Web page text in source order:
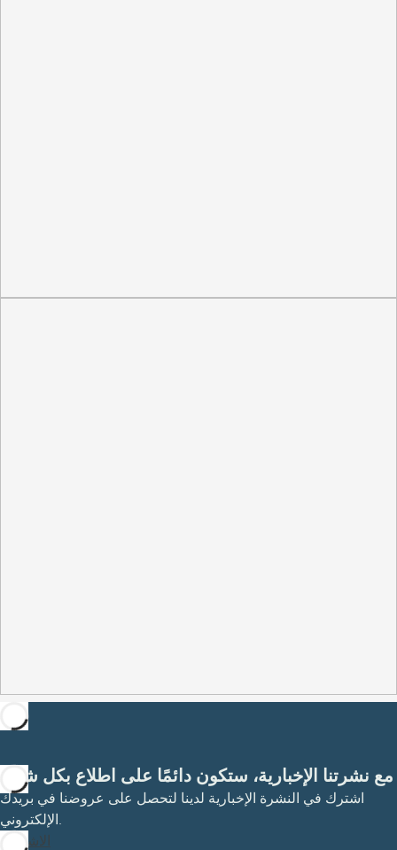
مع نشرتنا الإخبارية، ستكون دائمًا على اطلاع بكل شيء
اشترك في النشرة الإخبارية لدينا لتحصل على عروضنا في بريدك
الإلكتروني.
الاشتراك